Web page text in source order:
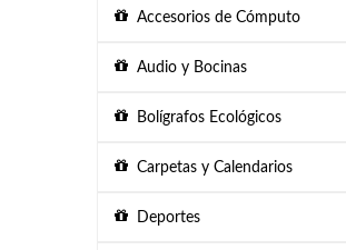
Accesorios de Cómputo
Audio y Bocinas
Bolígrafos Ecológicos
Carpetas y Calendarios
Deportes